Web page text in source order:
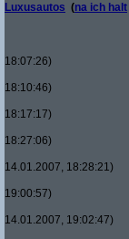
Luxusautos (na ich halt
18:07:26)
18:10:46)
18:17:17)
18:27:06)
14.01.2007, 18:28:21)
19:00:57)
14.01.2007, 19:02:47)